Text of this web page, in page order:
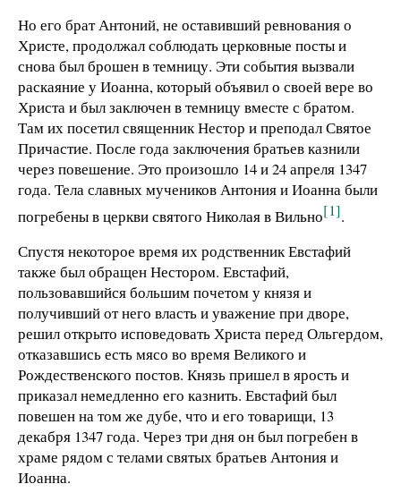
Но его брат Антоний, не оставивший ревнования о
Христе, продолжал соблюдать церковные посты и
снова был брошен в темницу. Эти события вызвали
раскаяние у Иоанна, который объявил о своей вере во
Христа и был заключен в темницу вместе с братом.
Там их посетил священник Нестор и преподал Святое
Причастие. После года заключения братьев казнили
через повешение. Это произошло 14 и 24 апреля 1347
года. Тела славных мучеников Антония и Иоанна были
погребены в церкви святого Николая в Вильно[1].
Спустя некоторое время их родственник Евстафий
также был обращен Нестором. Евстафий,
пользовавшийся большим почетом у князя и
получивший от него власть и уважение при дворе,
решил открыто исповедовать Христа перед Ольгердом,
отказавшись есть мясо во время Великого и
Рождественского постов. Князь пришел в ярость и
приказал немедленно его казнить. Евстафий был
повешен на том же дубе, что и его товарищи, 13
декабря 1347 года. Через три дня он был погребен в
храме рядом с телами святых братьев Антония и
Иоанна.